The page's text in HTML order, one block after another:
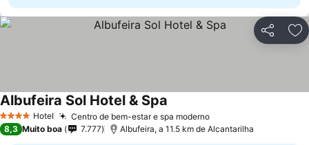
Partilhar
4 EstrelasHotel Centro de bem-estar e spa modernoVer preços
Albufeira Sol Hotel & Spa
8,3 Muito boa 7.777 Albufeira, a 11.5 km de Alcantarilha